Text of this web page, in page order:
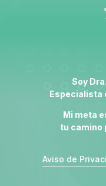
Soy
Especialista
Mi meta
tu camino
Aviso de